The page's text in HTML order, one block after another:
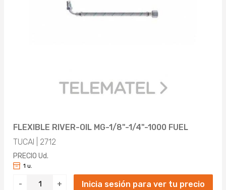
FLEXIBLE RIVER-OIL MG-1/8"-1/4"-1000 FUEL
TUCAI | 2712
PRECIO Ud.
- +
1 u.
Inicia sesión para ver tu precio